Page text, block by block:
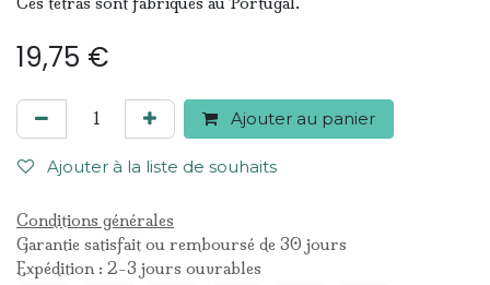
19,75 €
Ajouter au panier
Ajouter à la liste de souhaits
Conditions générales
Garantie satisfait ou remboursé de 30 jours
Expédition : 2-3 jours ouvrables